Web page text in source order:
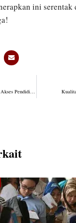
ini serentak
Masih Ada Tembok Pada Akses Pendidikan di Daerah